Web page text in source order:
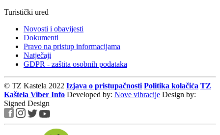
Turistički ured
Novosti i obavijesti
Dokumenti
Pravo na pristup informacijama
Natječaji
GDPR - zaštita osobnih podataka
© TZ Kastela 2022 Izjava o pristupačnosti Politika kolačića TZ
Kaštela Viber Info Developed by: Nove vibracije Design by:
Signed Design